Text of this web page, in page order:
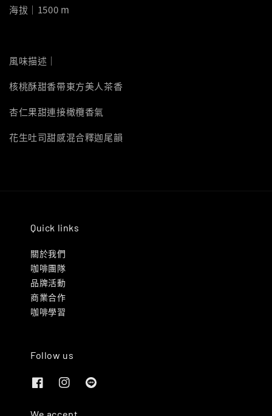
海拔｜1500 m
風味描述｜
核桃酥甜香帶東方美人茶香
杏仁果甜連接橄欖香氣
花生吐司甜感混合釋迦尾韻
Quick links
關於我們
咖啡團隊
品牌活動
商業合作
咖啡學習
Follow us
We accept